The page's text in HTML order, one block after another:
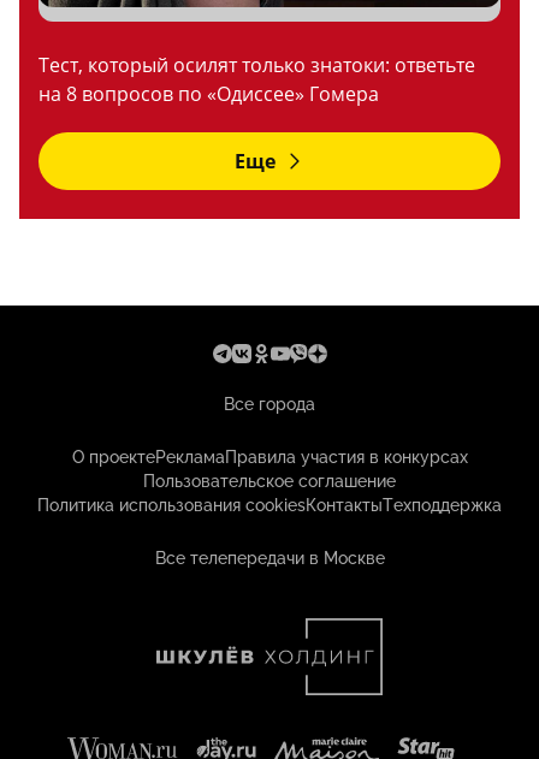
Тест, который осилят только знатоки: ответьте
на 8 вопросов по «Одиссее» Гомера
Еще
Все города
О проектеРекламаПравила участия в конкурсах
Пользовательское соглашение
Политика использования cookiesКонтактыТехподдержка
Все телепередачи в Москве